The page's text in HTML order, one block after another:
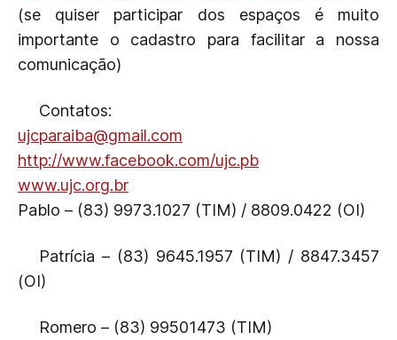
(se quiser participar dos espaços é muito
importante o cadastro para facilitar a nossa
comunicação)
Contatos:
ujcparaiba@gmail.com
http://www.facebook.com/ujc.pb
www.ujc.org.br
Pablo – (83) 9973.1027 (TIM) / 8809.0422 (OI)
Patrícia – (83) 9645.1957 (TIM) / 8847.3457
(OI)
Romero – (83) 99501473 (TIM)